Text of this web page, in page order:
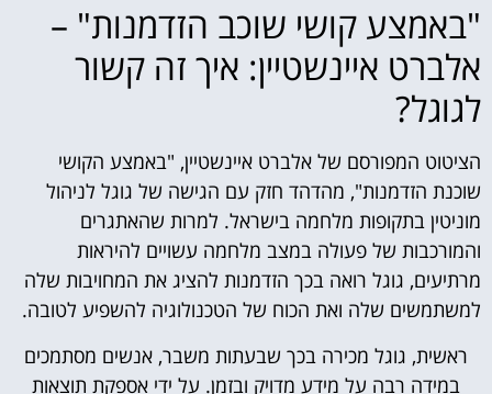
"באמצע קושי שוכב הזדמנות" –
אלברט איינשטיין: איך זה קשור
לגוגל?
הציטוט המפורסם של אלברט איינשטיין, "באמצע הקושי
שוכנת הזדמנות", מהדהד חזק עם הגישה של גוגל לניהול
מוניטין בתקופות מלחמה בישראל. למרות שהאתגרים
והמורכבות של פעולה במצב מלחמה עשויים להיראות
מרתיעים, גוגל רואה בכך הזדמנות להציג את המחויבות שלה
למשתמשים שלה ואת הכוח של הטכנולוגיה להשפיע לטובה.
ראשית, גוגל מכירה בכך שבעתות משבר, אנשים מסתמכים
במידה רבה על מידע מדויק ובזמן. על ידי אספקת תוצאות